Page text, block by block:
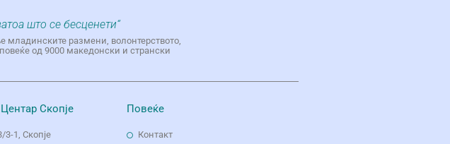
што се бесценети“
младинските размени, волонтерството,
од 9000 македонски и странски
Скопје
1, Скопје
Повеќе
Контакт